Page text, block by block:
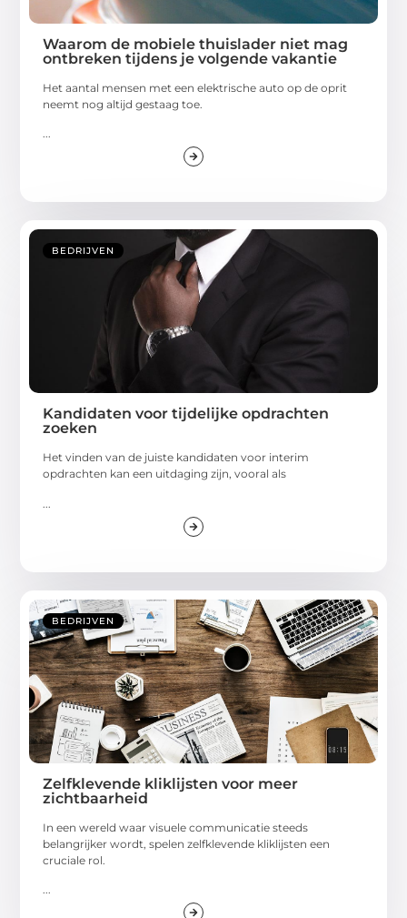
Waarom de mobiele thuislader niet mag
ontbreken tijdens je volgende vakantie
Het aantal mensen met een elektrische auto op de oprit
neemt nog altijd gestaag toe.
...
BEDRIJVEN
Kandidaten voor tijdelijke opdrachten
zoeken
Het vinden van de juiste kandidaten voor interim
opdrachten kan een uitdaging zijn, vooral als
BEDRIJVEN
Zelfklevende kliklijsten voor meer
zichtbaarheid
In een wereld waar visuele communicatie steeds
belangrijker wordt, spelen zelfklevende kliklijsten een
cruciale rol.
...